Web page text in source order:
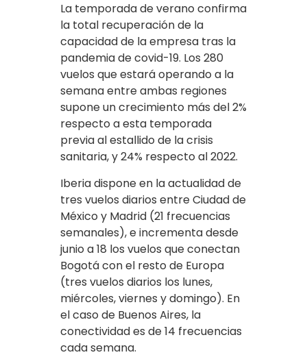
La temporada de verano confirma
la total recuperación de la
capacidad de la empresa tras la
pandemia de covid-19. Los 280
vuelos que estará operando a la
semana entre ambas regiones
supone un crecimiento más del 2%
respecto a esta temporada
previa al estallido de la crisis
sanitaria, y 24% respecto al 2022.
Iberia dispone en la actualidad de
tres vuelos diarios entre Ciudad de
México y Madrid (21 frecuencias
semanales), e incrementa desde
junio a 18 los vuelos que conectan
Bogotá con el resto de Europa
(tres vuelos diarios los lunes,
miércoles, viernes y domingo). En
el caso de Buenos Aires, la
conectividad es de 14 frecuencias
cada semana.